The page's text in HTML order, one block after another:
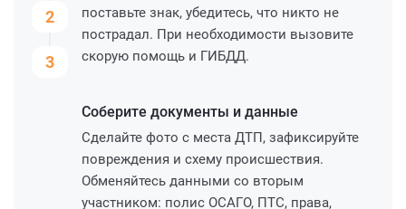
2
3
поставьте знак, убедитесь, что никто не
пострадал. При необходимости вызовите
скорую помощь и ГИБДД.
Соберите документы и данные
Сделайте фото с места ДТП, зафиксируйте
повреждения и схему происшествия.
Обменяйтесь данными со вторым
участником: полис ОСАГО, ПТС, права,